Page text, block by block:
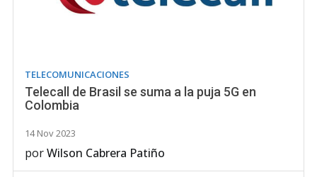
TELECOMUNICACIONES
Telecall de Brasil se suma a la puja 5G en
Colombia
14 Nov 2023
porWilson Cabrera Patiño